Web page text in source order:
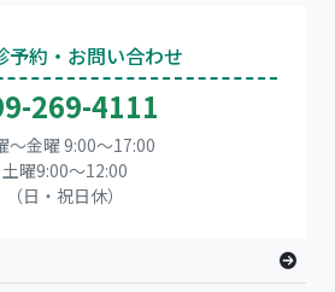
予約・お問い合わせ
269-4111
～金曜 9:00～17:00
土曜9:00〜12:00
（日・祝日休）